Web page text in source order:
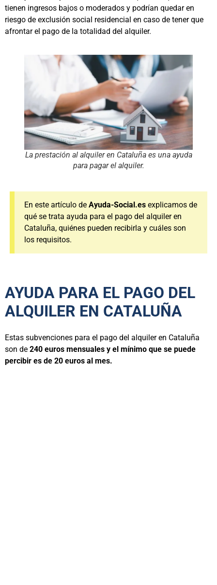
tienen ingresos bajos o moderados y podrían quedar en
riesgo de exclusión social residencial en caso de tener que
afrontar el pago de la totalidad del alquiler.
La prestación al alquiler en Cataluña es una ayuda
para pagar el alquiler.
En este artículo de Ayuda-Social.es explicamos de
qué se trata ayuda para el pago del alquiler en
Cataluña, quiénes pueden recibirla y cuáles son
los requisitos.
AYUDA PARA EL PAGO DEL
ALQUILER EN CATALUÑA
Estas subvenciones para el pago del alquiler en Cataluña
son de 240 euros mensuales y el mínimo que se puede
percibir es de 20 euros al mes.